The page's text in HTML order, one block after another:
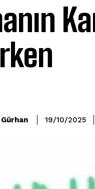
19/10/2025